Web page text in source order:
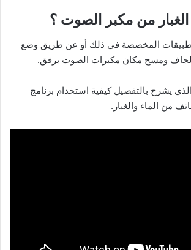
من مكبر الصوت ؟
المخصصة في ذلك أو عن طريق وضع
ومسح مكان مكبرات الصوت برفق.
الذي يشرح بالتفصيل كيفية استخدام برنامج
من الماء والغبار.